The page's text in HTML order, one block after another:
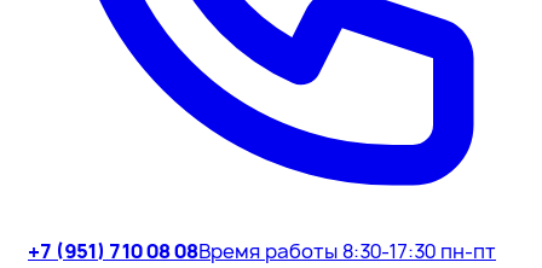
+7 (951) 710 08 08Время работы 8:30-17:30 пн-пт